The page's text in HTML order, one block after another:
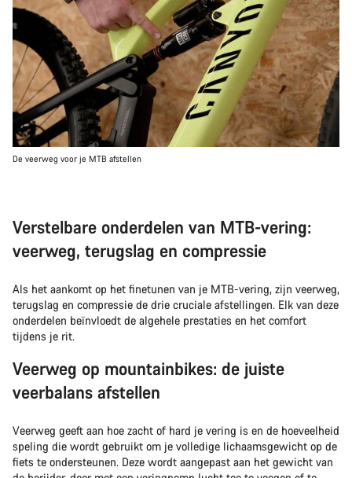
De veerweg voor je MTB afstellen
Verstelbare onderdelen van MTB-vering:
veerweg, terugslag en compressie
Als het aankomt op het finetunen van je MTB-vering, zijn veerweg,
terugslag en compressie de drie cruciale afstellingen. Elk van deze
onderdelen beïnvloedt de algehele prestaties en het comfort
tijdens je rit.
Veerweg op mountainbikes: de juiste
veerbalans afstellen
Veerweg geeft aan hoe zacht of hard je vering is en de hoeveelheid
speling die wordt gebruikt om je volledige lichaamsgewicht op de
fiets te ondersteunen. Deze wordt aangepast aan het gewicht van